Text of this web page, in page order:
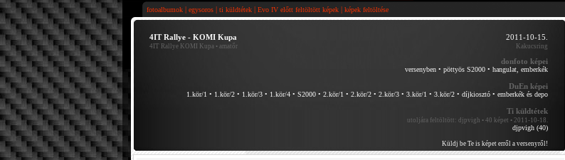
fotoalbumok | egysoros | ti küldtétek | Evo IV előtt feltöltött képek | képek feltöltése
4IT Rallye - KOMI Kupa
4IT Rallye KOMI Kupa• amatőr
2011-10-15.
Kakucsring
donfoto képei
versenyben• pöttyös S2000• hangulat, emberkék
DuEn képei
1.kör/1 • 1.kör/2• 1.kör/3• 1.kör/4• S2000• 2.kör/1 • 2.kör/2• 2.kör/3• 3.kör/1 • 3.kör/2• díjkiosztó• emberkék és depo
Ti küldtétek
utoljára feltöltött: djpvigh • 40 képet • 2011-10-18.
djpvigh (40)
Küldj be Te is képet erről a versenyről!